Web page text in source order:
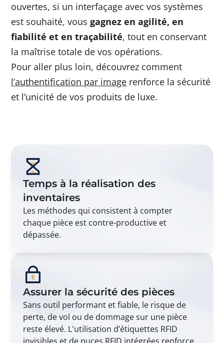
ouvertes, si un interfaçage avec vos systèmes
est souhaité, vousgagnez en agilité, en
fiabilité et entraçabilité, tout en conservant
la maîtrise totale de vos opérations.
Pour aller plus loin, découvrez comment
l’authentification par image renforce la sécurité
et l’unicité de vos produits de luxe.
Temps à la réalisation des
inventaires
Les méthodes qui consistent à compter
chaque pièce est contre-productive et
dépassée.
Assurer la sécurité des pièces
Sans outil performant et fiable, le risque de
perte, de vol ou de dommage sur une pièce
reste élevé. L'utilisation d’étiquettes RFID